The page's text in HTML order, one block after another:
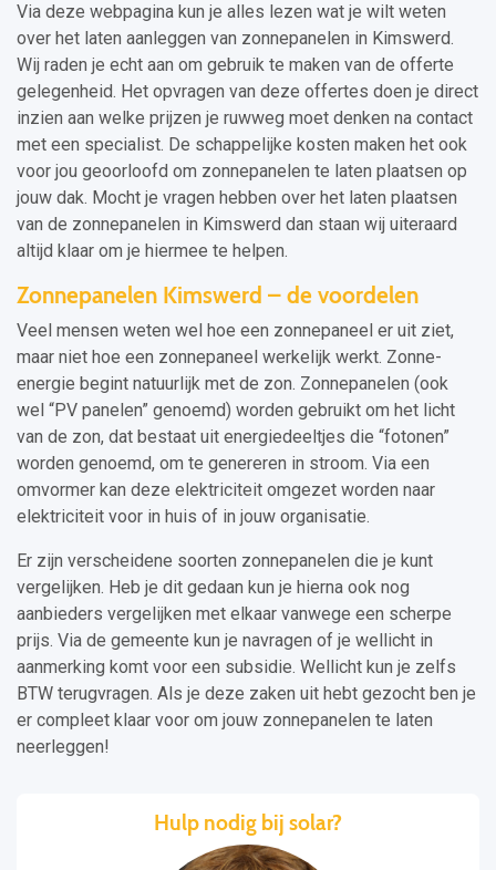
Via deze webpagina kun je alles lezen wat je wilt weten
over het laten aanleggen van zonnepanelen in Kimswerd.
Wij raden je echt aan om gebruik te maken van de offerte
gelegenheid. Het opvragen van deze offertes doen je direct
inzien aan welke prijzen je ruwweg moet denken na contact
met een specialist. De schappelijke kosten maken het ook
voor jou geoorloofd om zonnepanelen te laten plaatsen op
jouw dak. Mocht je vragen hebben over het laten plaatsen
van de zonnepanelen in Kimswerd dan staan wij uiteraard
altijd klaar om je hiermee te helpen.
Zonnepanelen Kimswerd – de voordelen
Veel mensen weten wel hoe een zonnepaneel er uit ziet,
maar niet hoe een zonnepaneel werkelijk werkt. Zonne-
energie begint natuurlijk met de zon. Zonnepanelen (ook
wel “PV panelen” genoemd) worden gebruikt om het licht
van de zon, dat bestaat uit energiedeeltjes die “fotonen”
worden genoemd, om te genereren in stroom. Via een
omvormer kan deze elektriciteit omgezet worden naar
elektriciteit voor in huis of in jouw organisatie.
Er zijn verscheidene soorten zonnepanelen die je kunt
vergelijken. Heb je dit gedaan kun je hierna ook nog
aanbieders vergelijken met elkaar vanwege een scherpe
prijs. Via de gemeente kun je navragen of je wellicht in
aanmerking komt voor een subsidie. Wellicht kun je zelfs
BTW terugvragen. Als je deze zaken uit hebt gezocht ben je
er compleet klaar voor om jouw zonnepanelen te laten
neerleggen!
Hulp nodig bij solar?